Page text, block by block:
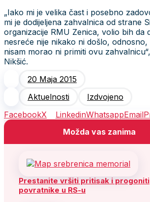
„Iako mi je velika čast i posebno
mi je dodijeljena zahvalnica od strane
organizacije RMU Zenica, volio bih da
nesreće nije nikako ni došlo, odnosno,
nisam morao ni primiti ovu
Nikšić.
20 Maja 2015
Aktuelnosti
Izdvojeno
FacebookX LinkedinWhatsappEmail
Možda vas zanima
Prestanite vršiti pritisak i progoniti
povratnike u RS-u